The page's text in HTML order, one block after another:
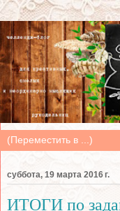
суббота, 19 марта 2016 г.
ИТОГИ по